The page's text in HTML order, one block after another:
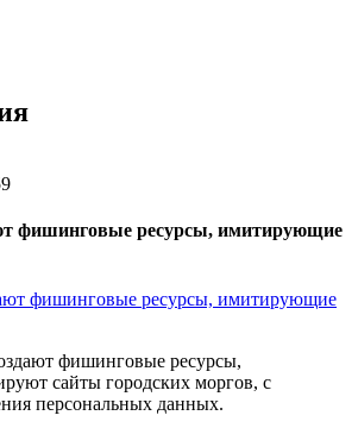
фишинговые ресурсы, имитирующие
фишинговые ресурсы,
сайты городских моргов, с
персональных данных.